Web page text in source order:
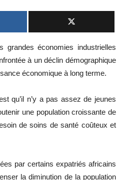
grandes économies industrielles
à un déclin démographique
économique à long terme.
qu’il n’y a pas assez de jeunes
une population croissante de
de soins de santé coûteux et
par certains expatriés africains
la diminution de la population